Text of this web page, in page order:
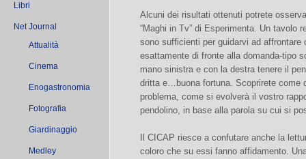
Libri
Net Journal
Attualità
Cinema
Enogastronomia
Fotografia
Giardinaggio
Medley
Alcuni dei risultati ottenuti potrete
“Maghi in Tv” di Esperimenta. Un tavolo
sono sufficienti per guidarvi ad
esattamente di fronte alla domanda-tipo
mano sinistra e con la destra tenere il
dritta e…buona fortuna. Scoprirete come
problema, come si evolverà il vostro
pendolino, in base alla parola su cui si
Il CICAP riesce a confutare anche la
coloro che su essi fanno affidamento.